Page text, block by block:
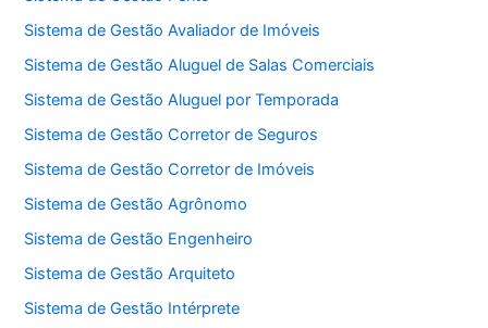
Sistema de Gestão Avaliador de Imóveis
Sistema de Gestão Aluguel de Salas Comerciais
Sistema de Gestão Aluguel por Temporada
Sistema de Gestão Corretor de Seguros
Sistema de Gestão Corretor de Imóveis
Sistema de Gestão Agrônomo
Sistema de Gestão Engenheiro
Sistema de Gestão Arquiteto
Sistema de Gestão Intérprete